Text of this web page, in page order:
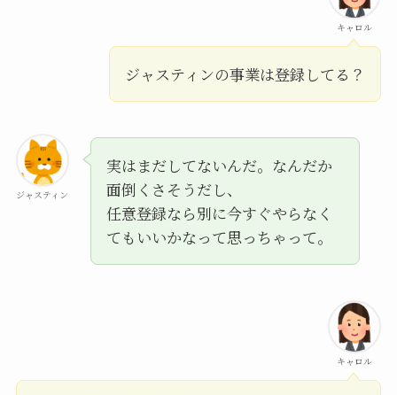
キャロル
ジャスティンの事業は登録してる？
ジャスティン
実はまだしてないんだ。なんだか
面倒くさそうだし、
任意登録なら別に今すぐやらなく
てもいいかなって思っちゃって。
キャロル